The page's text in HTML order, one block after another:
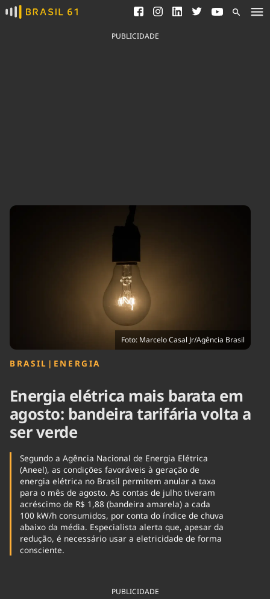
Ver todas as notícias
Saneamento
Indicadores
Comportamento
Educação
Infraestrutura
Internacional
PUBLICIDADE
Foto: Marcelo Casal Jr/Agência Brasil
BRASIL | ENERGIA
Energia elétrica mais barata em
agosto: bandeira tarifária volta a
ser verde
Segundo a Agência Nacional de Energia Elétrica
(Aneel), as condições favoráveis à geração de
energia elétrica no Brasil permitem anular a taxa
para o mês de agosto. As contas de julho tiveram
acréscimo de R$ 1,88 (bandeira amarela) a cada
100 kW/h consumidos, por conta do índice de chuva
abaixo da média. Especialista alerta que, apesar da
redução, é necessário usar a eletricidade de forma
consciente.
PUBLICIDADE